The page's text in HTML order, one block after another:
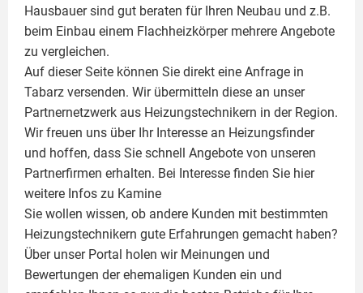
Hausbauer sind gut beraten für Ihren Neubau und z.B.
beim Einbau einem Flachheizkörpermehrere Angebote
zu vergleichen.
Auf dieser Seite können Sie direkt eine Anfrage in
Tabarz versenden. Wir übermitteln diese an unser
Partnernetzwerk aus Heizungstechnikern in der Region.
Wir freuen uns über Ihr Interesse an Heizungsfinder
und hoffen, dass Sie schnell Angebote von unseren
Partnerfirmen erhalten. Bei Interesse finden Sie hier
weitere Infos zu Kamine
Sie wollen wissen, ob andere Kunden mit bestimmten
Heizungstechnikern gute Erfahrungen gemacht haben?
Über unser Portal holen wir Meinungen und
Bewertungen der ehemaligen Kunden ein und